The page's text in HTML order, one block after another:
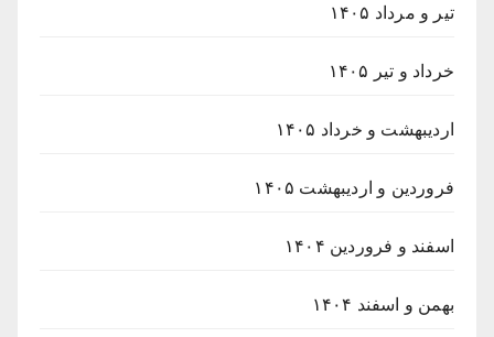
تیر و مرداد ۱۴۰۵
خرداد و تیر ۱۴۰۵
اردیبهشت و خرداد ۱۴۰۵
فروردین و اردیبهشت ۱۴۰۵
اسفند و فروردین ۱۴۰۴
بهمن و اسفند ۱۴۰۴